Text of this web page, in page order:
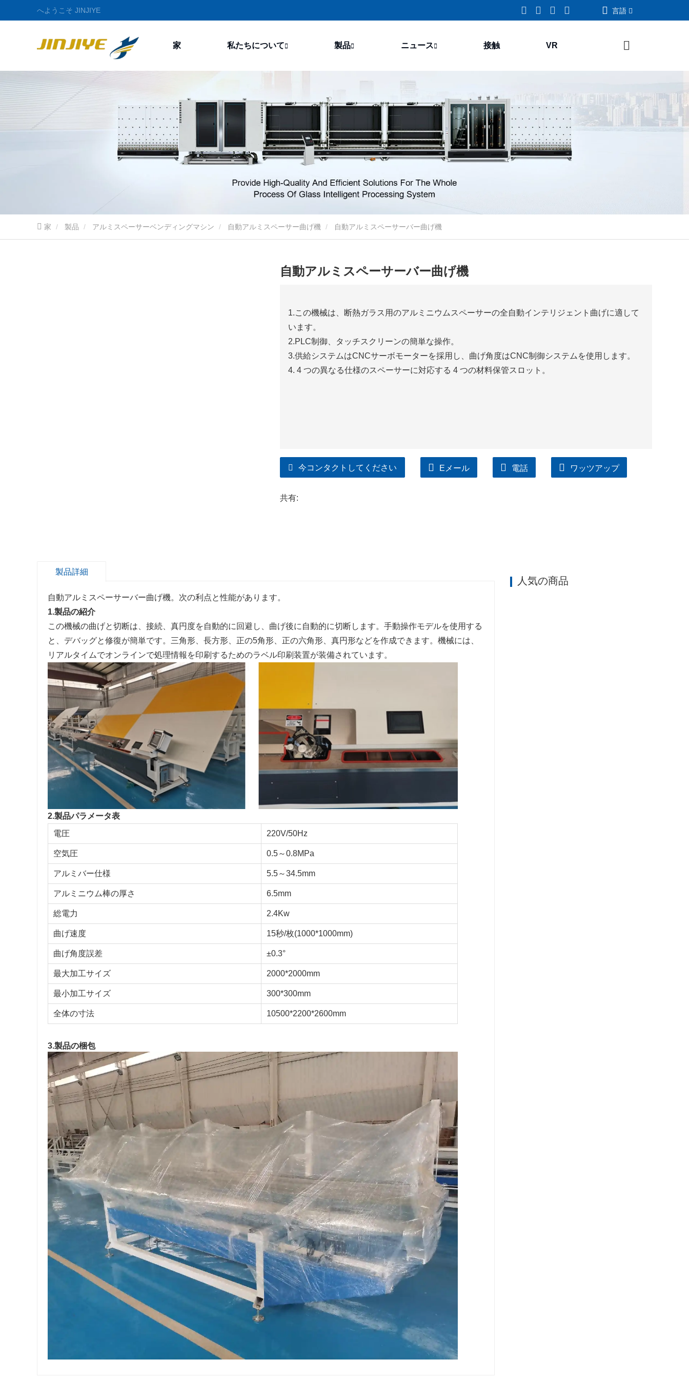
へようこそ JINJIYE 言語
家 私たちについて 製品 ニュース 接触 VR
家 製品 アルミスペーサーベンディングマシン 自動アルミスペーサー曲げ機 自動アルミスペーサーバー曲げ機
自動アルミスペーサーバー曲げ機
1.この機械は、断熱ガラス用のアルミニウムスペーサーの全自動インテリジェント曲げに適して
います。
2.PLC制御、タッチスクリーンの簡単な操作。
3.供給システムはCNCサーボモーターを採用し、曲げ角度はCNC制御システムを使用します。
4. 4 つの異なる仕様のスペーサーに対応する 4 つの材料保管スロット。
今コンタクトしてください Eメール 電話 ワッツアップ
共有:
製品詳細
自動アルミスペーサーバー曲げ機。次の利点と性能があります。
1.製品の紹介
この機械の曲げと切断は、接続、真円度を自動的に回避し、曲げ後に自動的に切断します。手動操作モデルを使用する
と、デバッグと修復が簡単です。三角形、長方形、正の5角形、正の六角形、真円形などを作成できます。機械には、
リアルタイムでオンラインで処理情報を印刷するためのラベル印刷装置が装備されています。
2.製品パラメータ表
電圧
220V/50Hz
空気圧 0.5～0.8MPa
アルミバー仕様 5.5～34.5mm
アルミニウム棒の厚さ 6.5mm
総電力 2.4Kw
曲げ速度 15秒/枚(1000*1000mm)
曲げ角度誤差 ±0.3°
最大加工サイズ 2000*2000mm
最小加工サイズ 300*300mm
全体の寸法 10500*2200*2600mm
3.製品の梱包
人気の商品